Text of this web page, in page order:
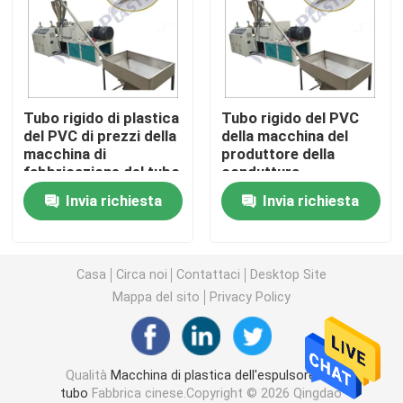
Macchina dell'espulsore del tubo del PVC
Linea di produzione del tubo di PPR
Macchina dell'espulsore del tubo del PE
Macchina ondulata dell'espulsore del tubo
Macchina dell'estrusione della banda dell'ANIMALE
I pp attaccano la linea di produzione
Macchina di plastica dell'espulsore di strato
Tubo rigido di plastica
del PVC di prezzi della
macchina di
fabbricazione del tubo
del PVC che fa
macchinaInvia richiesta
Tubo rigido del PVC
della macchina del
produttore della
conduttura
d'alimentazione di
acqua del PVC del
tubo che fa macchina
Invia richiesta
Casa Circa noi Contattaci
Desktop Site
Mappa del sito
Privacy Policy
Qualità Macchina di plastica dell'espulsore del
tubo Fabbrica cinese.Copyright © 2026 Qingdao